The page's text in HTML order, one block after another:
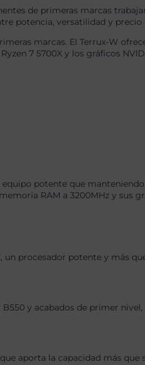
de primeras marcas
potencia, versatilidad y precio
marcas. El Terrux-W
7 5700X y los gráficos
equipo potente que
RAM a 3200MHz y sus
un procesador potente y más
y acabados de primer
aporta la capacidad más